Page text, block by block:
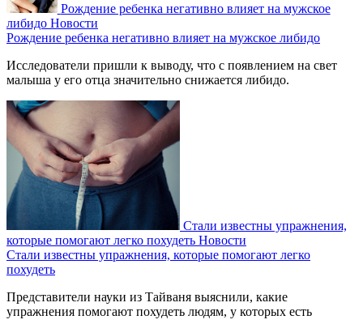
Рождение ребенка негативно влияет на мужское
либидо Новости
Рождение ребенка негативно влияет на мужское либидо
Исследователи пришли к выводу, что с появлением на свет
малыша у его отца значительно снижается либидо.
Стали известны упражнения,
которые помогают легко похудеть Новости
Стали известны упражнения, которые помогают легко
похудеть
Представители науки из Тайваня выяснили, какие
упражнения помогают похудеть людям, у которых есть